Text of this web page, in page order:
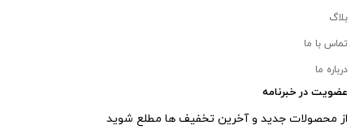
بلاگ
تماس با ما
درباره ما
عضویت در خبرنامه
از محصولات جدید و آخرین تخفیف ها مطلع شوید